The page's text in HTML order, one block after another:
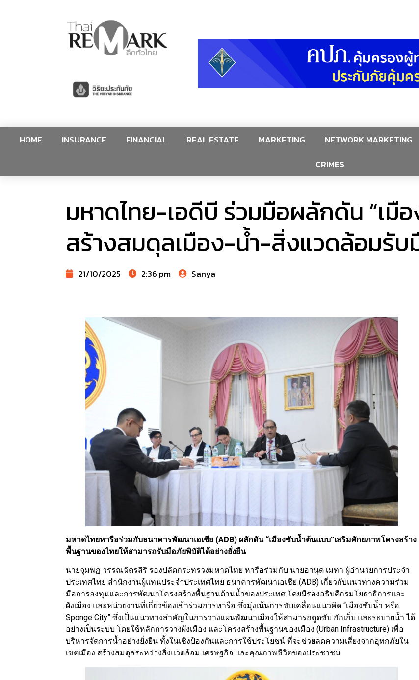
HOME INSURANCE FINANCIAL REAL ESTATE MARKETING NETWORK MARKETING
CRIMES
มหาดไทย-เอดีบี ร่วมมือผลักดัน “เมื
สร้างสมดุลเมือง-น้ำ-สิ่งแวดล้อมรั
21/10/2025 2:36 pm Sanya
มหาดไทยหารือร่วมกับธนาคารพัฒนาเอเชีย (ADB) ผลักดัน “เมืองซับน้ำต้นแบบ”เสริมศักยภาพโครงสร้าง
พื้นฐานของไทยให้สามารถรับมือภัยพิบัติได้อย่างยั่งยืน
นายจุมพฏ วรรณฉัตรสิริ รองปลัดกระทรวงมหาดไทย หารือร่วมกับ นายอานุด เมทา ผู้อำนวยการประจำ
ประเทศไทย สำนักงานผู้แทนประจำประเทศไทย ธนาคารพัฒนาเอเชีย (ADB) เกี่ยวกับแนวทางความร่วม
มือการลงทุนและการพัฒนาโครงสร้างพื้นฐานด้านน้ำของประเทศ โดยมีรองอธิบดีกรมโยธาธิการและ
ผังเมือง และหน่วยงานที่เกี่ยวข้องเข้าร่วมการหารือ ซึ่งมุ่งเน้นการขับเคลื่อนแนวคิด “เมืองซับน้ำ หรือ
Sponge City” ซึ่งเป็นแนวทางสำคัญในการวางแผนพัฒนาเมืองให้สามารถดูดซับ กักเก็บ และระบายน้ำ ได้
อย่างเป็นระบบ โดยใช้หลักการวางผังเมือง และโครงสร้างพื้นฐานของเมือง (Urban Infrastructure) เพื่อ
บริหารจัดการน้ำอย่างยั่งยืน ทั้งในเชิงป้องกันและการใช้ประโยชน์ ที่จะช่วยลดความเสี่ยงจากอุทกภัยใน
เขตเมือง สร้างสมดุลระหว่างสิ่งแวดล้อม เศรษฐกิจ และคุณภาพชีวิตของประชาชน